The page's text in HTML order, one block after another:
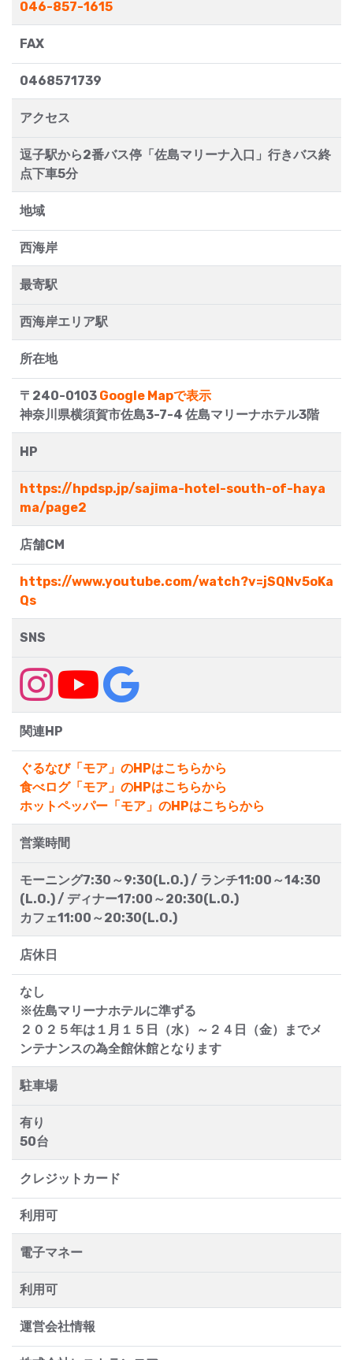
046-857-1615
FAX
0468571739
アクセス
逗子駅から2番バス停「佐島マリーナ入口」行きバス終
点下車5分
地域
西海岸
最寄駅
西海岸エリア駅
所在地
〒240-0103 Google Mapで表示
神奈川県横須賀市佐島3-7-4 佐島マリーナホテル3階
HP
https://hpdsp.jp/sajima-hotel-south-of-haya
ma/page2
店舗CM
https://www.youtube.com/watch?v=jSQNv5oKa
Qs
SNS
関連HP
ぐるなび「モア」のHPはこちらから
食べログ「モア」のHPはこちらから
ホットペッパー「モア」のHPはこちらから
営業時間
モーニング7:30～9:30(L.O.) / ランチ11:00～14:30
(L.O.) / ディナー17:00～20:30(L.O.)
カフェ11:00～20:30(L.O.)
店休日
なし
※佐島マリーナホテルに準ずる
２０２５年は１月１５日（水）～２４日（金）までメ
ンテナンスの為全館休館となります
駐車場
有り
50台
クレジットカード
利用可
電子マネー
利用可
運営会社情報